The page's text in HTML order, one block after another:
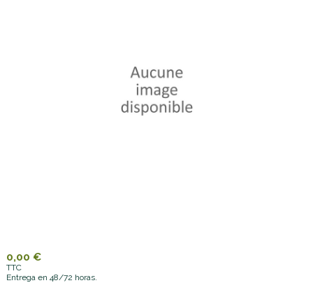
0,00 €
TTC
Entrega en 48/72 horas.